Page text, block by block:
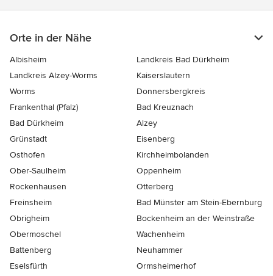
Orte in der Nähe
Albisheim
Landkreis Bad Dürkheim
Landkreis Alzey-Worms
Kaiserslautern
Worms
Donnersbergkreis
Frankenthal (Pfalz)
Bad Kreuznach
Bad Dürkheim
Alzey
Grünstadt
Eisenberg
Osthofen
Kirchheimbolanden
Ober-Saulheim
Oppenheim
Rockenhausen
Otterberg
Freinsheim
Bad Münster am Stein-Ebernburg
Obrigheim
Bockenheim an der Weinstraße
Obermoschel
Wachenheim
Battenberg
Neuhammer
Eselsfürth
Ormsheimerhof